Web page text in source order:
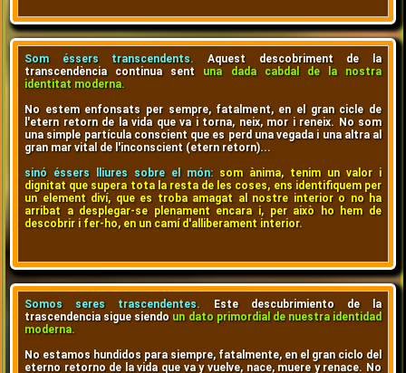
Som éssers transcendents. Aquest descobriment de la
transcendència continua sent una dada cabdal de la nostra
identitat moderna.
No estem enfonsats per sempre, fatalment, en el gran cicle de
l'etern retorn de la vida que va i torna, neix, mor i reneix. No som
una simple partícula conscient que es perd una vegada i una altra al
gran mar vital de l'inconscient (etern retorn)...
sinó éssers lliures sobre el món: som ànima, tenim un valor i
dignitat que supera tota la resta de les coses, ens identifiquem per
un element diví, que es troba amagat al nostre interior o no ha
arribat a desplegar-se plenament encara i, per això ho hem de
descobrir i fer-ho, en un camí d'alliberament interior.
Somos seres trascendentes. Este descubrimiento de la
trascendencia sigue siendo un dato primordial de nuestra identidad
moderna.
No estamos hundidos para siempre, fatalmente, en el gran ciclo del
eterno retorno de la vida que va y vuelve, nace, muere y renace. No